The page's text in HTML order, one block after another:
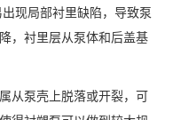
现局部衬里缺陷，导致泵
，衬里层从泵体和后盖基
泵壳上脱落或开裂，可